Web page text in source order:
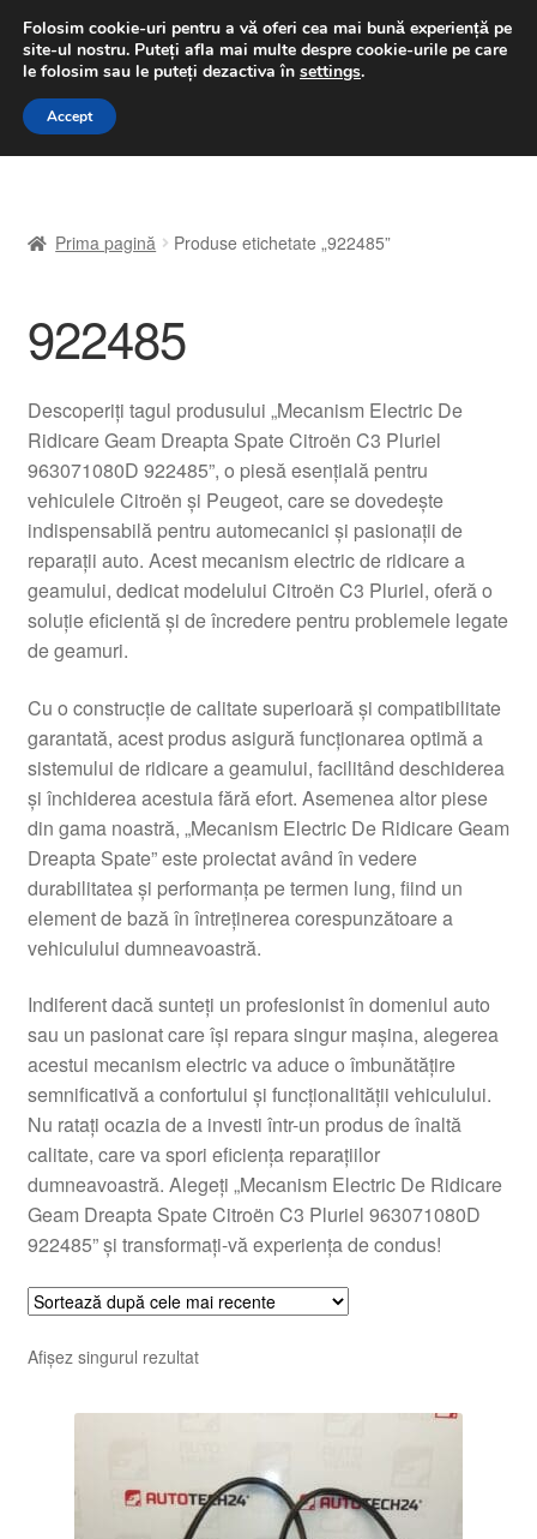
LIVRARE de la 33 lei
luni-vineri 9 a.m. - 4 p.m.031 229 6816
Sari
Sari
A lua legatura
Contul meu
Despre noi
Finalizare comandă
Livrare
Livrare în toată lumea
Plângere
Plățile
Politică de confidențialitate
Procedura de reclamație
Termeni si conditii
Prima pagină Produse etichetate „922485”
922485
Descoperiți tagul produsului „Mecanism Electric De
Ridicare Geam Dreapta Spate Citroën C3 Pluriel
963071080D 922485”, o piesă esențială pentru
vehiculele Citroën și Peugeot, care se dovedește
indispensabilă pentru automecanici și pasionații de
reparații auto. Acest mecanism electric de ridicare a
geamului, dedicat modelului Citroën C3 Pluriel, oferă o
soluție eficientă și de încredere pentru problemele legate
de geamuri.
Cu o construcție de calitate superioară și compatibilitate
garantată, acest produs asigură funcționarea optimă a
sistemului de ridicare a geamului, facilitând deschiderea
și închiderea acestuia fără efort. Asemenea altor piese
din gama noastră, „Mecanism Electric De Ridicare Geam
Dreapta Spate” este proiectat având în vedere
durabilitatea și performanța pe termen lung, fiind un
element de bază în întreținerea corespunzătoare a
vehiculului dumneavoastră.
Indiferent dacă sunteți un profesionist în domeniul auto
sau un pasionat care își repara singur mașina, alegerea
acestui mecanism electric va aduce o îmbunătățire
semnificativă a confortului și funcționalității vehiculului.
Nu ratați ocazia de a investi într-un produs de înaltă
calitate, care va spori eficiența reparațiilor
dumneavoastră. Alegeți „Mecanism Electric De Ridicare
Geam Dreapta Spate Citroën C3 Pluriel 963071080D
922485” și transformați-vă experiența de condus!
Afișez singurul rezultat
Folosim cookie-uri pentru a vă oferi cea mai bună experiență pe
site-ul nostru. Puteți afla mai multe despre cookie-urile pe care
le folosim sau le puteți dezactiva în settings.
Accept